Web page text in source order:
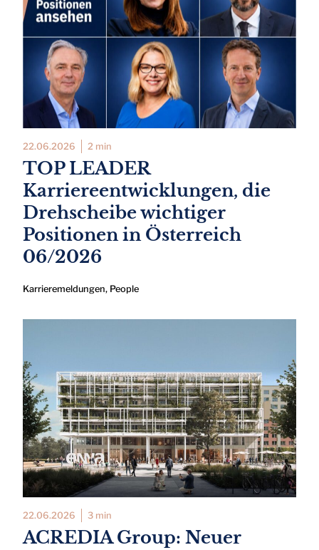
22.06.2026 2 min
TOP LEADER
Karriereentwicklungen, die
Drehscheibe wichtiger
Positionen in Österreich
06/2026
Karrieremeldungen, People
22.06.2026 3 min
ACREDIA Group: Neuer